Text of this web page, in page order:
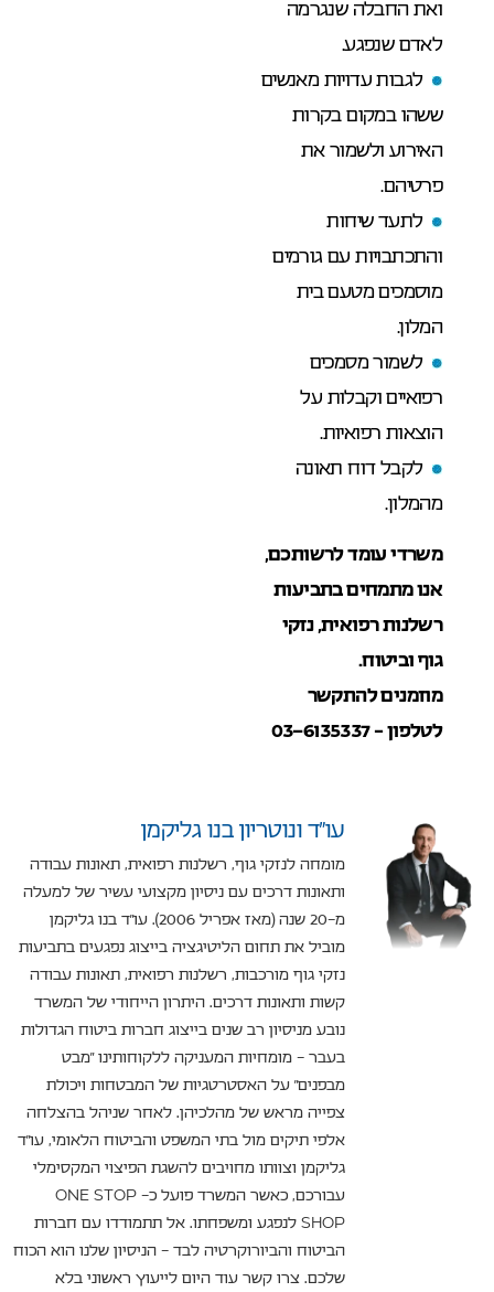
ואת החבלה שנגרמה
לאדם שנפגע.
לגבות עדויות מאנשים
ששהו במקום בקרות
האירוע ולשמור את
פרטיהם.
לתעד שיחות
והתכתבויות עם גורמים
מוסמכים מטעם בית
המלון.
לשמור מסמכים
רפואיים וקבלות על
הוצאות רפואיות.
לקבל דוח תאונה
מהמלון.
משרדי עומד לרשותכם,
אנו מתמחים בתביעות
רשלנות רפואית, נזקי
גוף וביטוח.
מוזמנים להתקשר
לטלפון – 03-6135337
עו”ד ונוטריון בנו גליקמן
מומחה לנזקי גוף, רשלנות רפואית, תאונות עבודה
ותאונות דרכים עם ניסיון מקצועי עשיר של למעלה
מ-20 שנה (מאז אפריל 2006). עו"ד בנו גליקמן
מוביל את תחום הליטיגציה בייצוג נפגעים בתביעות
נזקי גוף מורכבות, רשלנות רפואית, תאונות עבודה
קשות ותאונות דרכים. היתרון הייחודי של המשרד
נובע מניסיון רב שנים בייצוג חברות ביטוח הגדולות
בעבר – מומחיות המעניקה ללקוחותינו "מבט
מבפנים" על האסטרטגיות של המבטחות ויכולת
צפייה מראש של מהלכיהן. לאחר שניהל בהצלחה
אלפי תיקים מול בתי המשפט והביטוח הלאומי, עו"ד
גליקמן וצוותו מחויבים להשגת הפיצוי המקסימלי
עבורכם, כאשר המשרד פועל כ- ONE STOP
SHOP לנפגע ומשפחתו. אל תתמודדו עם חברות
הביטוח והביורוקרטיה לבד – הניסיון שלנו הוא הכוח
שלכם. צרו קשר עוד היום לייעוץ ראשוני בלא